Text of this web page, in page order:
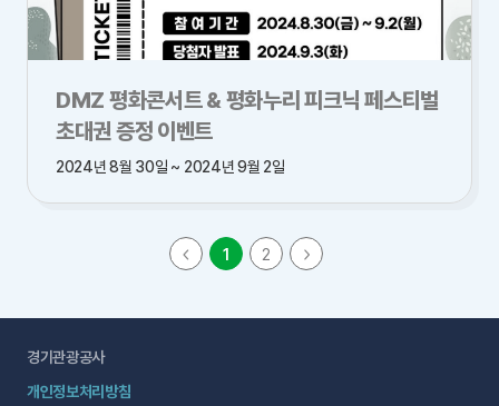
DMZ 평화콘서트 & 평화누리 피크닉 페스티벌
초대권 증정 이벤트
2024년 8월 30일 ~ 2024년 9월 2일
1 2
경기관광공사
개인정보처리방침